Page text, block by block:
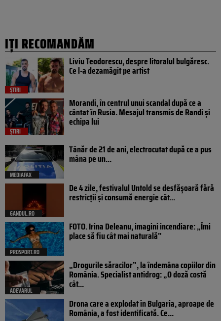
IȚI RECOMANDĂM
ȘTIRI
Liviu Teodorescu, despre litoralul bulgăresc.
Ce l-a dezamăgit pe artist
ȘTIRI
Morandi, în centrul unui scandal după ce a
cântat în Rusia. Mesajul transmis de Randi și
echipa lui
MEDIAFAX
Tânăr de 21 de ani, electrocutat după ce a pus
mâna pe un...
GANDUL.RO
De 4 zile, festivalul Untold se desfășoară fără
restricții și consumă energie cât...
PROSPORT.RO
FOTO. Irina Deleanu, imagini incendiare: „Îmi
place să fiu cât mai naturală”
ADEVARUL
„Drogurile săracilor”, la îndemâna copiilor din
România. Specialist antidrog: „O doză costă
cât...
Drona care a explodat în Bulgaria, aproape de
România, a fost identificată. Ce...